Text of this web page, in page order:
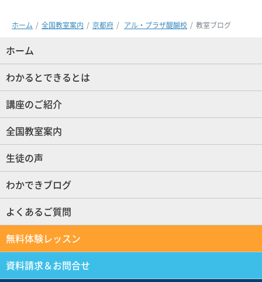
ホーム 全国教室案内 京都府 アル・プラザ醍醐校 教室ブログ
ホーム
わかるとできるとは
講座のご紹介
全国教室案内
生徒の声
わかできブログ
よくあるご質問
無料体験レッスン
資料請求＆お問合せ